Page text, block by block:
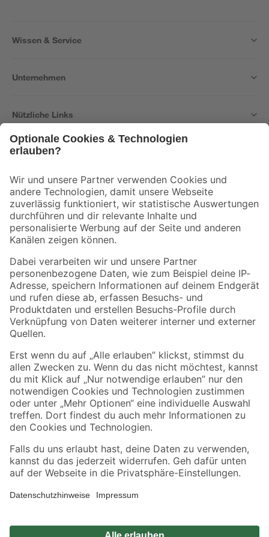
Wissen & Service
Unternehmen
Nützliche Links
Der toom Newsletter: Keine Angebote und Aktionen mehr verpassen!
Zur Newsletter Anmeldung
Folge uns
Zahlungsarten Versandarten
Sicher einkaufen
Jetzt die toom-App herunterladen
Alle Preisangaben in EUR inkl. gesetzl. MwSt.. Die dargestellten Angebote sind unter
Umständen nicht in allen Märkten verfügbar. Die angegebenen Verfügbarkeiten beziehen
Produkte nur solange der Vorrat reicht.
*Paketversand ab 59 € versandkostenfrei, gilt nicht für Artikel mit Speditionsversand, hier
Privatsphäre Impressum